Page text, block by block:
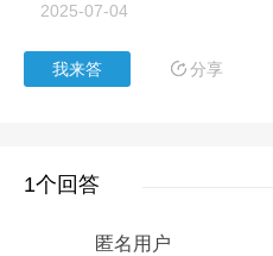
2025-07-04
我来答 分享
1个回答
匿名用户